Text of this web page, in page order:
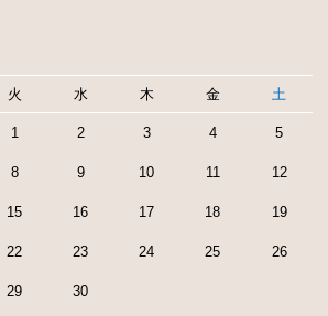
火 水 木 金 土
1 2 3 4 5
8 9 10 11 12
15 16 17 18 19
22 23 24 25 26
29 30